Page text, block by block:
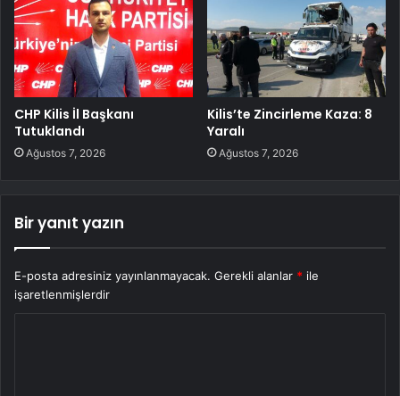
CHP Kilis İl Başkanı
Tutuklandı
Ağustos 7, 2026
Kilis’te Zincirleme Kaza: 8
Yaralı
Ağustos 7, 2026
Bir yanıt yazın
E-posta adresiniz yayınlanmayacak. Gerekli alanlar * ile
işaretlenmişlerdir